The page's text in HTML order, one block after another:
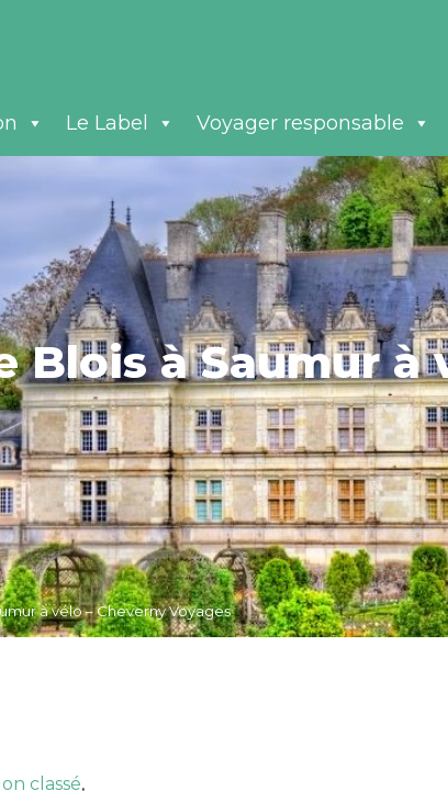
Le Label Voyager responsable
Blois à Saumur à
à vélo – Cheverny Voyages
classé,